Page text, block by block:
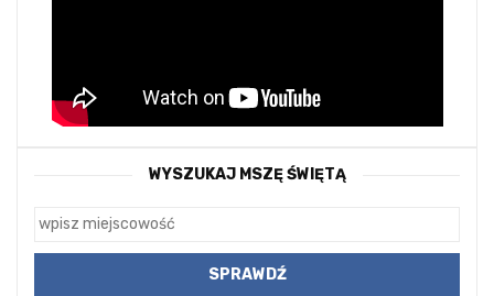
WYSZUKAJ MSZĘ ŚWIĘTĄ